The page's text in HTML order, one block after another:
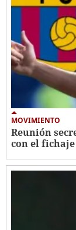
MOVIMIENTO
Reunión
con el